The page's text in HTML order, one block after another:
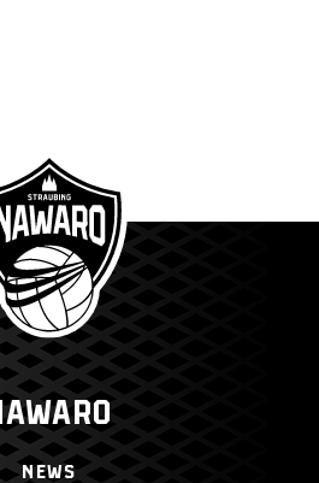
NEWS